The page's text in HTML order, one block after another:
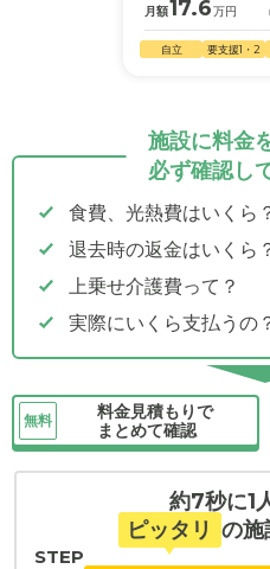
月額17.6万円
自立 要支援1・2
施設に料金
必ず確認し
食費、光熱費はいくら
退去時の返金はいくら
上乗せ介護費って？
実際にいくら支払うの
無料
料金見積もりで
まとめて確認
約7秒に1
ピッタリ の施
STEP